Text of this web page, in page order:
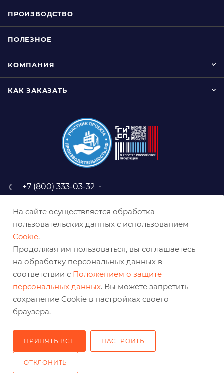
ПРОИЗВОДСТВО
ПОЛЕЗНОЕ
КОМПАНИЯ
КАК ЗАКАЗАТЬ
+7 (800) 333-03-32
baz@belabraziv.ru
308009, Россия, г. Белгород,
На сайте осуществляется обработка
пользовательских данных с использованием
Cookie.
Продолжая им пользоваться, вы соглашаетесь
на обработку персональных данных в
соответствии с Положением о защите
персональных данных. Вы можете запретить
сохранение Cookie в настройках своего
браузера.
ПРИНЯТЬ ВСЕ НАСТРОИТЬ
ОТКЛОНИТЬ